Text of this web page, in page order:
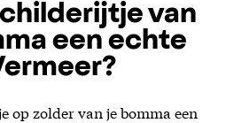
van
een echte
op zolder van je bomma een